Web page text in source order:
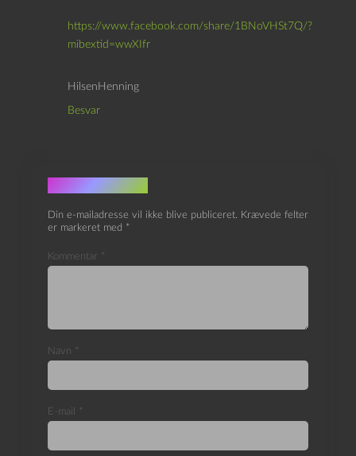
https://www.facebook.com/share/1BNoVHSt7Q/?
mibextid=wwXIfr
HilsenHenning
Besvar
Skriv et svar
Din e-mailadresse vil ikke blive publiceret. Krævede felter
er markeret med *
Kommentar *
Navn *
E-mail *